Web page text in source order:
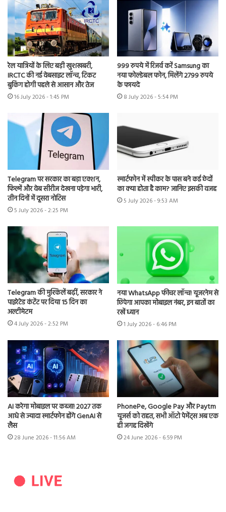
रेल यात्रियों के लिए बड़ी खुशखबरी,
IRCTC की नई वेबसाइट लॉन्च, टिकट
बुकिंग होगी पहले से आसान और तेज
16 July 2026 - 1:45 PM
999 रुपये में रिजर्व करें Samsung का
नया फोल्डेबल फोन, मिलेंगे 2799 रुपये
के फायदे
8 July 2026 - 5:54 PM
Telegram पर सरकार का बड़ा एक्शन,
फिल्में और वेब सीरीज देखना पड़ेगा भारी,
तीन दिनों में दूसरा नोटिस
5 July 2026 - 2:25 PM
स्मार्टफोन में स्पीकर के पास बने कई छेदों
का क्या होता है काम? जानिए इसकी वजह
5 July 2026 - 9:53 AM
Telegram की मुश्किलें बढ़ीं, सरकार ने
पाइरेटेड कंटेंट पर दिया 15 दिन का
अल्टीमेटम
4 July 2026 - 2:52 PM
नया WhatsApp फीचर लॉन्च! यूजरनेम से
छिपेगा आपका मोबाइल नंबर, इन बातों का
रखें ध्यान
1 July 2026 - 6:46 PM
AI करेगा मोबाइल पर कब्जा! 2027 तक
आधे से ज्यादा स्मार्टफोन होंगे GenAI से
लैस
28 June 2026 - 11:56 AM
PhonePe, Google Pay और Paytm
यूजर्स को राहत, सभी ऑटो पेमेंट्स अब एक
ही जगह दिखेंगे
24 June 2026 - 6:59 PM